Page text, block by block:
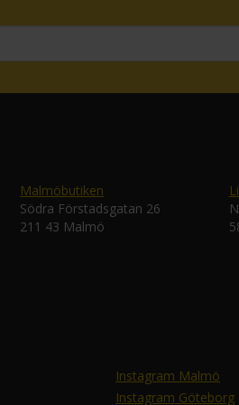
Malmöbutiken
Södra Förstadsgatan 26
211 43 Malmö
Instagram Malmö
Instagram Göteborg